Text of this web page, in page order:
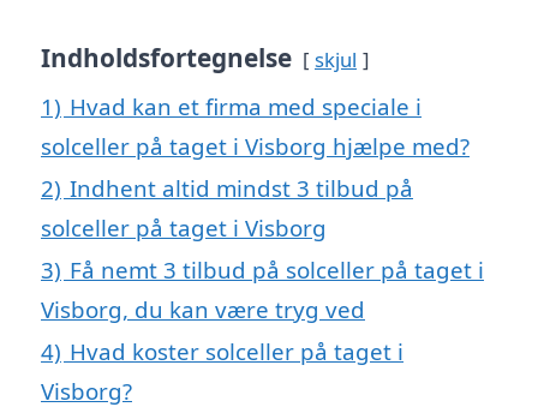
Indholdsfortegnelse skjul
1) Hvad kan et firma med speciale i
solceller på taget i Visborg hjælpe med?
2) Indhent altid mindst 3 tilbud på
solceller på taget i Visborg
3) Få nemt 3 tilbud på solceller på taget i
Visborg, du kan være tryg ved
4) Hvad koster solceller på taget i
Visborg?